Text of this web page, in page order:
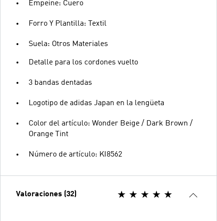
Empeine: Cuero
Forro Y Plantilla: Textil
Suela: Otros Materiales
Detalle para los cordones vuelto
3 bandas dentadas
Logotipo de adidas Japan en la lengüeta
Color del artículo: Wonder Beige / Dark Brown /
Orange Tint
Número de artículo: KI8562
Valoraciones (32)